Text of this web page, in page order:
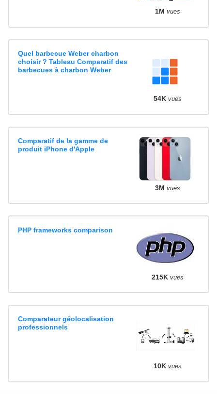
1M vues
Quel barbecue Weber charbon
choisir ? Tableau Comparatif des
barbecues à charbon Weber
54K vues
Comparatif de la gamme de
produit iPhone d'Apple
3M vues
PHP frameworks comparison
215K vues
Comparateur géolocalisation
professionnels
10K vues